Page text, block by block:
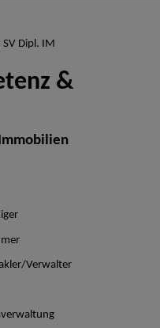
Dipl. IM
&
Verwalter